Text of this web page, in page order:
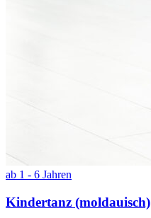
ab 1 - 6 Jahren
Kindertanz (moldauisch)